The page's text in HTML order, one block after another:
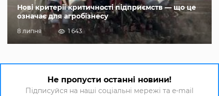
Нові критерії критичності підприємств — що це
означає для агробізнесу
8 липня 1 643
Не пропусти останні новини!
Підписуйся на наші соціальні мережі та e-mail